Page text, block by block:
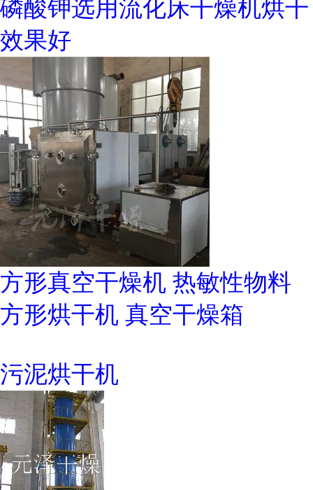
磷酸钾选用流化床干燥机烘干
效果好
方形真空干燥机 热敏性物料
方形烘干机 真空干燥箱
污泥烘干机